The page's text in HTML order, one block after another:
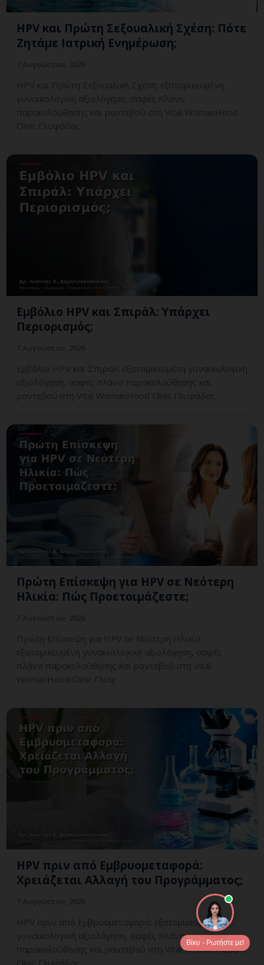
HPV και Πρώτη Σεξουαλική Σχέση: Πότε
Ζητάμε Ιατρική Ενημέρωση;
HPV και Πρώτη Σεξουαλική Σχέση: εξατομικευμένη
γυναικολογική αξιολόγηση, σαφές πλάνο
παρακολούθησης και ραντεβού στη Vital WomanHood
Clinic Γλυφάδας.
Εμβόλιο HPV και Σπιράλ: Υπάρχει
Περιορισμός;
Εμβόλιο HPV και Σπιράλ: εξατομικευμένη γυναικολογική
αξιολόγηση, σαφές πλάνο παρακολούθησης και
ραντεβού στη Vital WomanHood Clinic Γλυφάδας.
Πρώτη Επίσκεψη για HPV σε Νεότερη
Ηλικία: Πώς Προετοιμάζεστε;
Πρώτη Επίσκεψη για HPV σε Νεότερη Ηλικία:
εξατομικευμένη γυναικολογική αξιολόγηση, σαφές
πλάνο παρακολούθησης και ραντεβού στη Vital
WomanHood Clinic Γλυφ
HPV πριν από Εμβρυομεταφορά:
Χρειάζεται Αλλαγή του Προγράμματος;
HPV πριν από Εμβρυομεταφορά: εξατομικευμένη
γυναικολογική αξιολόγηση, σαφές πλάνο
παρακολούθησης και ραντεβού στη Vital WomanHood
Clinic Γλυφάδας.
Βίκυ - Ρωτήστε με!